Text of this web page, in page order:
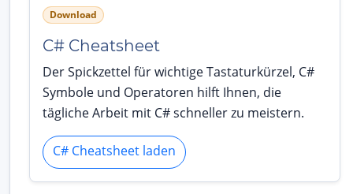
Download
C# Cheatsheet
Der Spickzettel für wichtige Tastaturkürzel, C#
Symbole und Operatoren hilft Ihnen, die
tägliche Arbeit mit C# schneller zu meistern.
C# Cheatsheet laden